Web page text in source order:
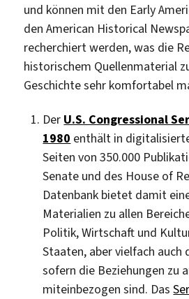
und können mit den Early
den American Historical
recherchiert werden, was die
historischem Quellenmaterial
Geschichte sehr komfortabel
Der U.S. Congressional
1980 enthält in
Seiten von 350.000
Senate und des House of
Datenbank bietet damit
Materialien zu allen
Politik, Wirtschaft und
Staaten, aber vielfach auch
sofern die Beziehungen zu
miteinbezogen sind. Das